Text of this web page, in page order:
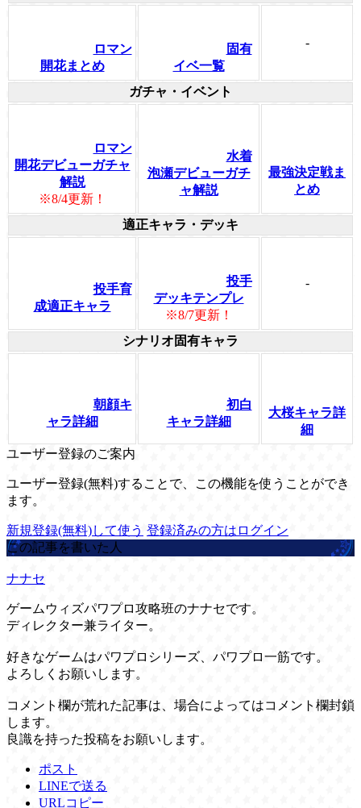
ロマン
開花まとめ
固有
イベ一覧
-
ガチャ・イベント
ロマン
開花デビューガチャ
解説
※8/4更新！
水着
泡瀬デビューガチ
ャ解説
最強決定戦ま
とめ
適正キャラ・デッキ
投手育
成適正キャラ
投手
デッキテンプレ
※8/7更新！
-
シナリオ固有キャラ
朝顔キ
ャラ詳細
初白
キャラ詳細
大桜キャラ詳
細
ユーザー登録のご案内
ユーザー登録(無料)することで、この機能を使うことができ
ます。
新規登録(無料)して使う 登録済みの方はログイン
この記事を書いた人
ナナセ
ゲームウィズパワプロ攻略班のナナセです。
ディレクター兼ライター。
好きなゲームはパワプロシリーズ、パワプロ一筋です。
よろしくお願いします。
コメント欄が荒れた記事は、場合によってはコメント欄封鎖
します。
良識を持った投稿をお願いします。
ポスト
LINEで送る
URLコピー